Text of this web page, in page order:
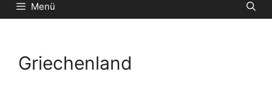
Menü
Griechenland